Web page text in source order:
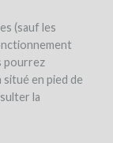
(sauf les
pourrez
en pied de
la
OF 12